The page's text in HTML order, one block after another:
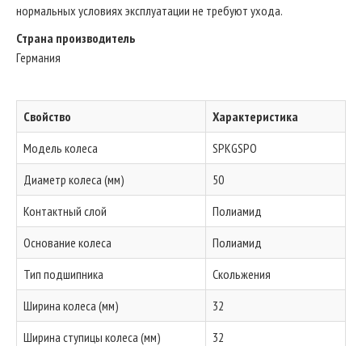
нормальных условиях эксплуатации не требуют ухода.
Страна производитель
Германия
Свойство
Характеристика
Модель колеса
SPKGSPO
Диаметр колеса (мм)
50
Контактный слой
Полиамид
Основание колеса
Полиамид
Тип подшипника
Скольжения
Ширина колеса (мм)
32
Ширина ступицы колеса (мм)
32